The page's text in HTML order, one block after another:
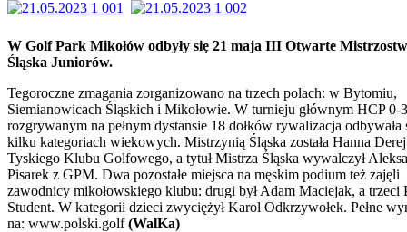
W Golf Park Mikołów odbyły się 21 maja III Otwarte
Śląska Juniorów.
Tegoroczne zmagania zorganizowano na trzech polach: w Bytomiu,
Siemianowicach Śląskich i Mikołowie. W turnieju głównym HCP 0-
rozgrywanym na pełnym dystansie 18 dołków rywalizacja odbywała
kilku kategoriach wiekowych. Mistrzynią Śląska została Hanna
Tyskiego Klubu Golfowego, a tytuł Mistrza Śląska wywalczył
Pisarek z GPM. Dwa pozostałe miejsca na męskim podium też zajęli
zawodnicy mikołowskiego klubu: drugi był Adam Maciejak, a trzeci
Student. W kategorii dzieci zwyciężył Karol Odkrzywołek. Pełne
na: www.polski.golf(WalKa)